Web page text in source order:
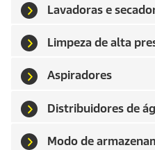
Lavadoras e
Limpeza de alta
Aspiradores
Distribuidores de
Modo de